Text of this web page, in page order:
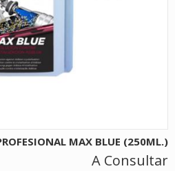
MAX BLUE (250ML.)
A Consultar